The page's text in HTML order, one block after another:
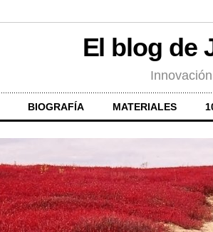
El blog de
BIOGRAFÍA MATERIALES